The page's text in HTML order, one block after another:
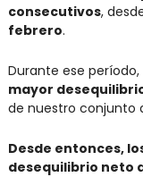
consecutivos,
febrero.
Durante ese
mayor
de nuestro conjunto
Desde entonces,
desequilibrio neto